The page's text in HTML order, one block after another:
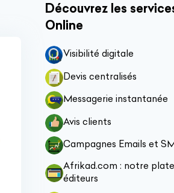
Découvrez les
Online
Visibilité digitale
Devis centralisés
Messagerie instantanée
Avis clients
Campagnes Emails et
Afrikad.com : notre
éditeurs